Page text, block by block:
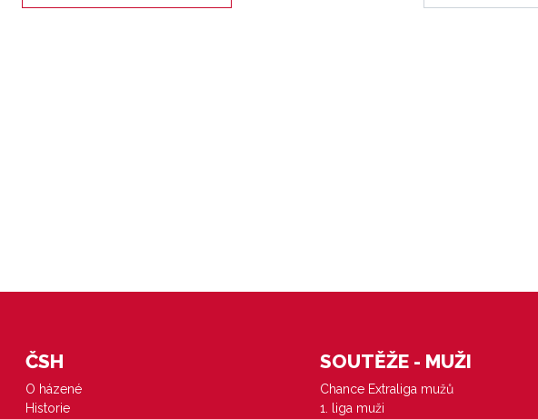
ČSH
O házené
Historie
SOUTĚŽE - MUŽI
Chance Extraliga mužů
1. liga muži